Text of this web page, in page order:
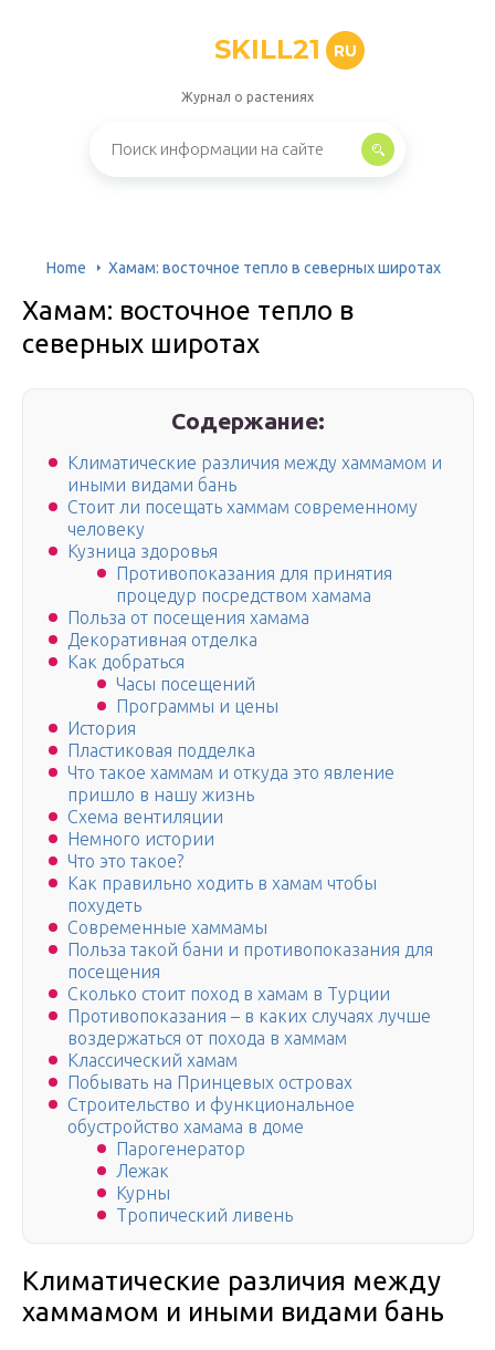
SKILL21 RU
Журнал о растениях
Home Хамам: восточное тепло в северных широтах
Хамам: восточное тепло в
северных широтах
Содержание:
Климатические различия между хаммамом и
иными видами бань
Стоит ли посещать хаммам современному
человеку
Кузница здоровья
Противопоказания для принятия
процедур посредством хамама
Польза от посещения хамама
Декоративная отделка
Как добраться
Часы посещений
Программы и цены
История
Пластиковая подделка
Что такое хаммам и откуда это явление
пришло в нашу жизнь
Схема вентиляции
Немного истории
Что это такое?
Как правильно ходить в хамам чтобы
похудеть
Современные хаммамы
Польза такой бани и противопоказания для
посещения
Сколько стоит поход в хамам в Турции
Противопоказания – в каких случаях лучше
воздержаться от похода в хаммам
Классический хамам
Побывать на Принцевых островах
Строительство и функциональное
обустройство хамама в доме
Парогенератор
Лежак
Курны
Тропический ливень
Климатические различия между
хаммамом и иными видами бань